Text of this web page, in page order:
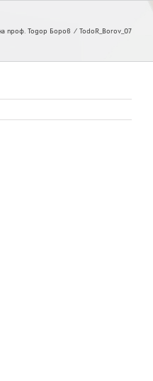
проф. Тодор Боров TodoR_Borov_07